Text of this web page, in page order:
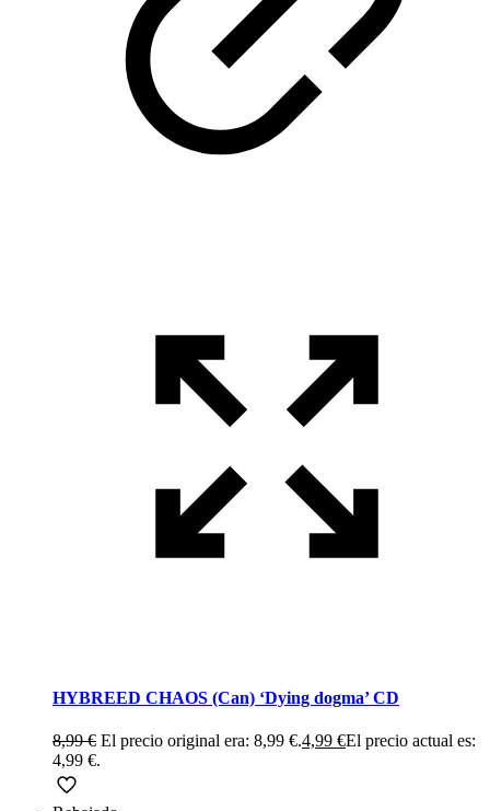
HYBREED CHAOS (Can) ‘Dying dogma’ CD
8,99€ El precio original era: 8,99 €.4,99 €El precio actual es:
4,99 €.